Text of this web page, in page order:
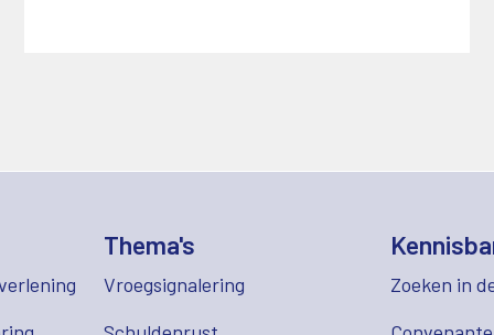
Thema's
Vroegsignalering
Zoeken in